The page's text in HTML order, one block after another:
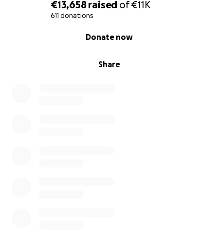
€13,658 raised of€11K
611 donations
Share
Donate now